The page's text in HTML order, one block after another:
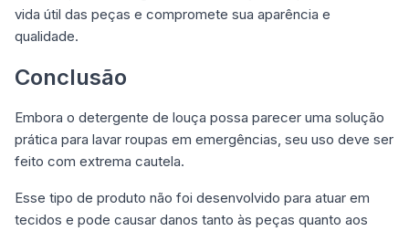
vida útil das peças e compromete sua aparência e
qualidade.
Conclusão
Embora o detergente de louça possa parecer uma solução
prática para lavar roupas em emergências, seu uso deve ser
feito com extrema cautela.
Esse tipo de produto não foi desenvolvido para atuar em
tecidos e pode causar danos tanto às peças quanto aos